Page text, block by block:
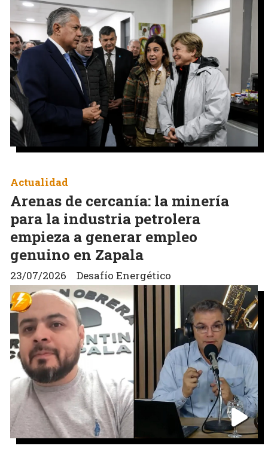
Arenas de cercanía: la minería
para la industria petrolera
empieza a generar empleo
genuino en Zapala
Desafío Energético
Actualidad
23/07/2026